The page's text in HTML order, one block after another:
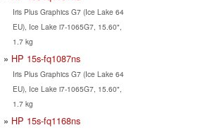
Iris Plus Graphics G7 (Ice Lake 64
EU), Ice Lake i7-1065G7, 15.60",
1.7 kg
HP 15s-fq1087ns
Iris Plus Graphics G7 (Ice Lake 64
EU), Ice Lake i7-1065G7, 15.60",
1.7 kg
HP 15s-fq1168ns